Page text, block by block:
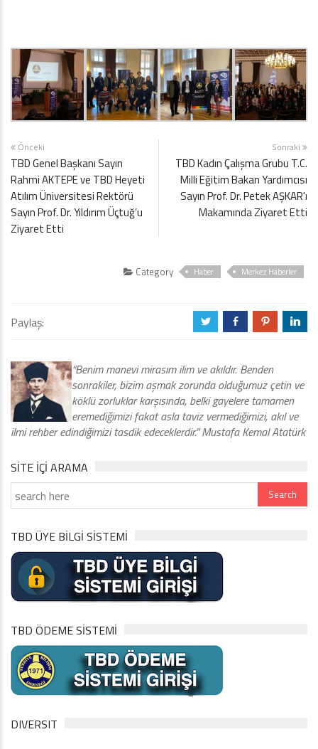
Önceki
TBD Genel Başkanı Sayın
Rahmi AKTEPE ve TBD Heyeti
Atılım Üniversitesi Rektörü
Sayın Prof. Dr. Yıldırım Üçtuğ’u
Ziyaret Etti
Sonraki
TBD Kadın Çalışma Grubu T.C.
Milli Eğitim Bakan Yardımcısı
Sayın Prof. Dr. Petek AŞKAR'ı
Makamında Ziyaret Etti
Category Haber Merkez Haberler
Paylaş: a b d j
“Benim manevi mirasım ilim ve akıldır. Benden
sonrakiler, bizim aşmak zorunda olduğumuz çetin ve
köklü zorluklar karşısında, belki gayelere tamamen
eremediğimizi fakat asla taviz vermediğimizi, akıl ve
ilmi rehber edindiğimizi tasdik edeceklerdir.” Mustafa Kemal Atatürk
SITE IÇI ARAMA
TBD ÜYE BİLGİ SİSTEMİ
TBD ÖDEME SİSTEMİ
DIVERSIT